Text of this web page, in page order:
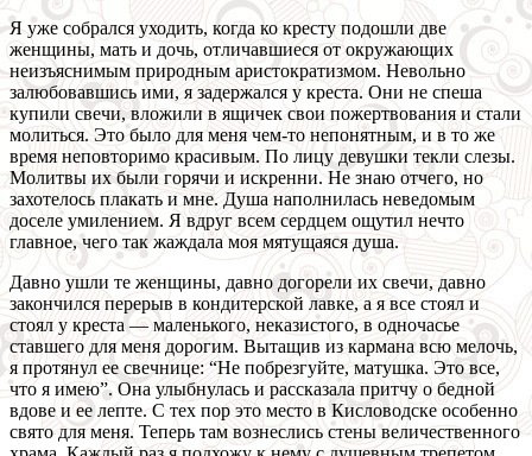
Я уже собрался уходить, когда ко кресту подошли две
женщины, мать и дочь, отличавшиеся от окружающих
неизъяснимым природным аристократизмом. Невольно
залюбовавшись ими, я задержался у креста. Они не спеша
купили свечи, вложили в ящичек свои пожертвования и стали
молиться. Это было для меня чем-то непонятным, и в то же
время неповторимо красивым. По лицу девушки текли слезы.
Молитвы их были горячи и искренни. Не знаю отчего, но
захотелось плакать и мне. Душа наполнилась неведомым
доселе умилением. Я вдруг всем сердцем ощутил нечто
главное, чего так жаждала моя мятущаяся душа.
Давно ушли те женщины, давно догорели их свечи, давно
закончился перерыв в кондитерской лавке, а я все стоял и
стоял у креста — маленького, неказистого, в одночасье
ставшего для меня дорогим. Вытащив из кармана всю мелочь,
я протянул ее свечнице: “Не побрезгуйте, матушка. Это все,
что я имею”. Она улыбнулась и рассказала притчу о бедной
вдове и ее лепте. С тех пор это место в Кисловодске особенно
свято для меня. Теперь там вознеслись стены величественного